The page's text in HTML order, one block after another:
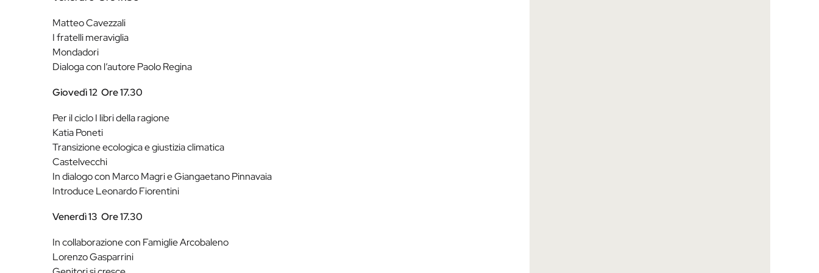
Matteo Cavezzali
I fratelli meraviglia
Mondadori
Dialoga con l’autore Paolo Regina
Giovedì 12 Ore 17.30
Per il ciclo I libri della ragione
Katia Poneti
Transizione ecologica e giustizia climatica
Castelvecchi
In dialogo con Marco Magri e Giangaetano Pinnavaia
Introduce Leonardo Fiorentini
Venerdì 13 Ore 17.30
In collaborazione con Famiglie Arcobaleno
Lorenzo Gasparrini